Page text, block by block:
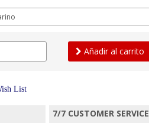
Añadir al carrito
List
7/7 CUSTOMER SERVICE